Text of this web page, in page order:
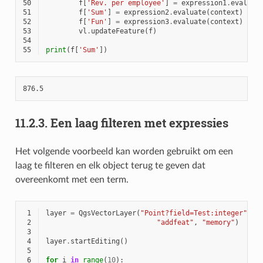
50 f[ 'Rev. per employee' = expression1.evaluate
51
f[ 'Sum' ] = expression2.evaluate( context )
52
f[ 'Fun' ] = expression3.evaluate( context )
53
vl . updateFeature( f)
54
55
print ( f[ 'Sum' ])
876.5
11.2.3. Een laag filteren met expressies
Het volgende voorbeeld kan worden gebruikt om een
laag te filteren en elk object terug te geven dat
overeenkomt met een term.
1 layer = QgsVectorLayer( "Point?field=Test:integer"
2
"addfeat" , "memory" )
3
4
layer. startEditing ()
5
6
for i in range( 10):